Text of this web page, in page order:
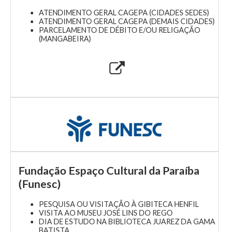
ATENDIMENTO GERAL CAGEPA (CIDADES SEDES)
ATENDIMENTO GERAL CAGEPA (DEMAIS CIDADES)
PARCELAMENTO DE DÉBITO E/OU RELIGAÇÃO
(MANGABEIRA)
Fundação Espaço Cultural da Paraíba
(Funesc)
PESQUISA OU VISITAÇÃO À GIBITECA HENFIL
VISITA AO MUSEU JOSÉ LINS DO REGO
DIA DE ESTUDO NA BIBLIOTECA JUAREZ DA GAMA